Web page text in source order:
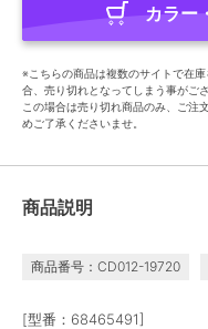
カラー
※こちらの商品は複数のサイトで在
合、売り切れとなってしまう事がござ
この場合は売り切れ商品のみ、ご注
めご了承くださいませ。
商品説明
商品番号：CD012-19720
[型番：68465491]